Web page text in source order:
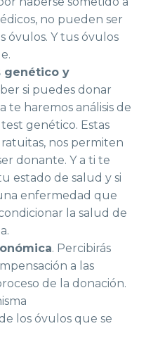
no pueden ser
óvulos. Y tus óvulos
genético y
si puedes donar
te haremos análisis de
genético. Estas
nos permiten
donante. Y a ti te
estado de salud y si
enfermedad que
la salud de
. Percibirás
a las
de la donación.
los óvulos que se